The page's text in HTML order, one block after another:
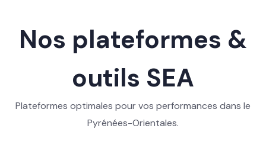
Nos plateformes &
outils SEA
Plateformes optimales pour vos performances dans le
Pyrénées-Orientales.